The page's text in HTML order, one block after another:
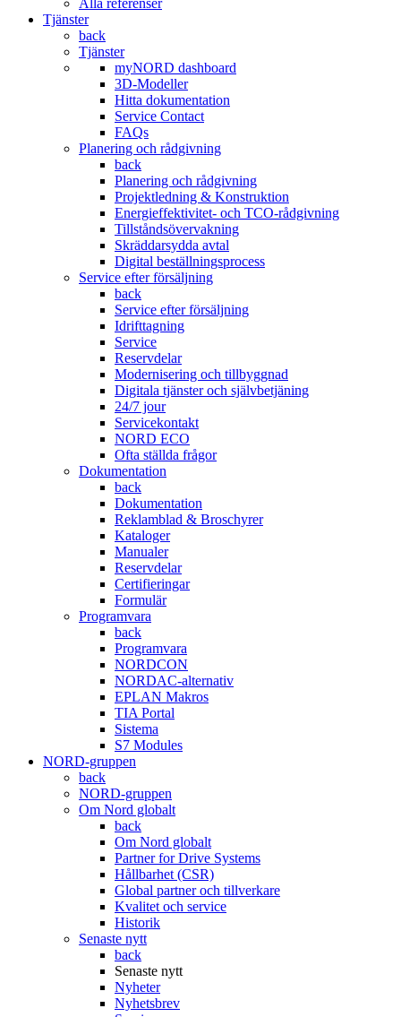
Alla referenser
Tjänster
back
Tjänster
myNORD dashboard
3D-Modeller
Hitta dokumentation
Service Contact
FAQs
Planering och rådgivning
back
Planering och rådgivning
Projektledning & Konstruktion
Energieffektivitet- och TCO-rådgivning
Tillståndsövervakning
Skräddarsydda avtal
Digital beställningsprocess
Service efter försäljning
back
Service efter försäljning
Idrifttagning
Service
Reservdelar
Modernisering och tillbyggnad
Digitala tjänster och självbetjäning
24/7 jour
Servicekontakt
NORD ECO
Ofta ställda frågor
Dokumentation
back
Dokumentation
Reklamblad & Broschyrer
Kataloger
Manualer
Reservdelar
Certifieringar
Formulär
Programvara
back
Programvara
NORDCON
NORDAC-alternativ
EPLAN Makros
TIA Portal
Sistema
S7 Modules
NORD-gruppen
back
NORD-gruppen
Om Nord globalt
back
Om Nord globalt
Partner for Drive Systems
Hållbarhet (CSR)
Global partner och tillverkare
Kvalitet och service
Historik
Senaste nytt
back
Senaste nytt
Nyheter
Nyhetsbrev